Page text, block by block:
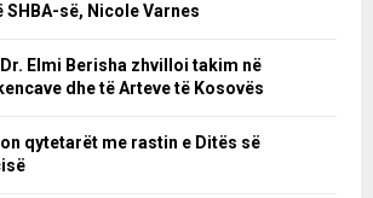
së, Nicole Varnes
Elmi Berisha zhvilloi takim në
dhe të Arteve të Kosovës
qytetarët me rastin e Ditës së